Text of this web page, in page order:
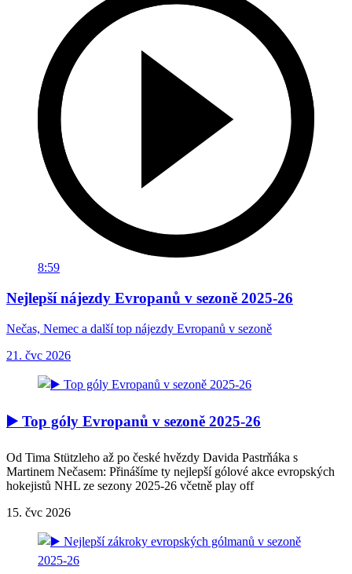
8:59
Nejlepší nájezdy Evropanů v sezoně 2025-26
Nečas, Nemec a další top nájezdy Evropanů v sezoně
21. čvc 2026
▶️ Top góly Evropanů v sezoně 2025-26
Od Tima Stützleho až po české hvězdy Davida Pastrňáka s
Martinem Nečasem: Přinášíme ty nejlepší gólové akce evropských
hokejistů NHL ze sezony 2025-26 včetně play off
15. čvc 2026